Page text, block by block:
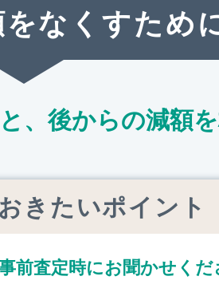
なくすため
、後からの減額
きたいポイント
前査定時にお聞かせくだ